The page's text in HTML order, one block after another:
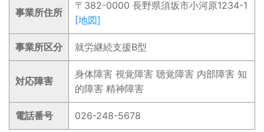
事業所住所
〒382-0000 長野県須坂市小河原1234-1
[地図]
事業所区分 就労継続支援B型
対応障害
身体障害 視覚障害 聴覚障害 内部障害 知
的障害 精神障害
電話番号 026-248-5678